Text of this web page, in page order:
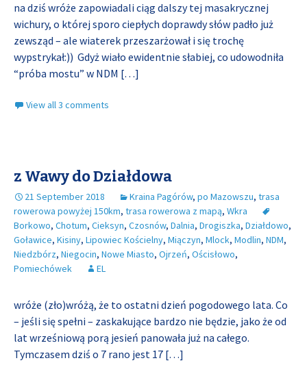
na dziś wróże zapowiadali ciąg dalszy tej masakrycznej
wichury, o której sporo ciepłych doprawdy słów padło już
zewsząd – ale wiaterek przeszarżował i się trochę
wypstrykał:)) Gdyż wiało ewidentnie słabiej, co udowodniła
“próba mostu” w NDM […]
View all 3 comments
z Wawy do Działdowa
21 September 2018 Kraina Pagórów, po Mazowszu, trasa
rowerowa powyżej 150km, trasa rowerowa z mapą, Wkra
Borkowo, Chotum, Cieksyn, Czosnów, Dalnia, Drogiszka, Działdowo,
Goławice, Kisiny, Lipowiec Kościelny, Miączyn, Mlock, Modlin, NDM,
Niedzbórz, Niegocin, Nowe Miasto, Ojrzeń, Ościsłowo,
Pomiechówek
EL
wróże (zło)wróżą, że to ostatni dzień pogodowego lata. Co
– jeśli się spełni – zaskakujące bardzo nie będzie, jako że od
lat wrześniową porą jesień panowała już na całego.
Tymczasem dziś o 7 rano jest 17 […]